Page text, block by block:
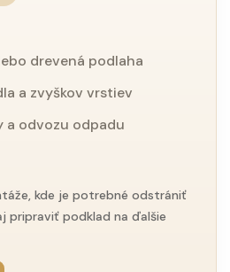
drevená podlaha
a zvyškov vrstiev
a odvozu odpadu
kde je potrebné odstrániť
pripraviť podklad na ďalšie